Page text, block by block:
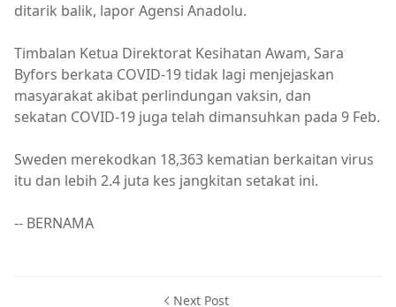
ditarik balik, lapor Agensi Anadolu.
Timbalan Ketua Direktorat Kesihatan Awam, Sara
Byfors berkata COVID-19 tidak lagi menjejaskan
masyarakat akibat perlindungan vaksin, dan
sekatan COVID-19 juga telah dimansuhkan pada 9 Feb.
Sweden merekodkan 18,363 kematian berkaitan virus
itu dan lebih 2.4 juta kes jangkitan setakat ini.
-- BERNAMA
Next Post